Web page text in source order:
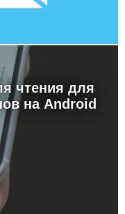
чтения для
на Android